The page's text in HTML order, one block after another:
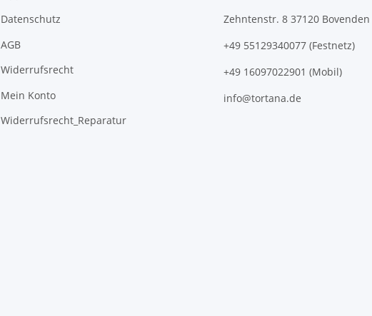
Datenschutz
AGB
Widerrufsrecht
Mein Konto
Widerrufsrecht_Reparatur
Zehntenstr. 8 37120 Bovenden
+49 55129340077 (Festnetz)
+49 16097022901 (Mobil)
info@tortana.de